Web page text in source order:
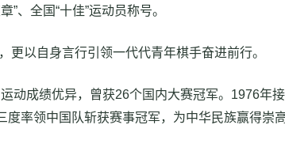
、全国“十佳”运动员称号。
以自身言行引领一代代青年棋手奋进前行。
动成绩优异，曾获26个国内大赛冠军。1976年
率领中国队斩获赛事冠军，为中华民族赢得崇